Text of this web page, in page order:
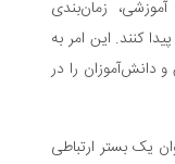
زمان‌بندی
این امر به
را در
بستر ارتباطی